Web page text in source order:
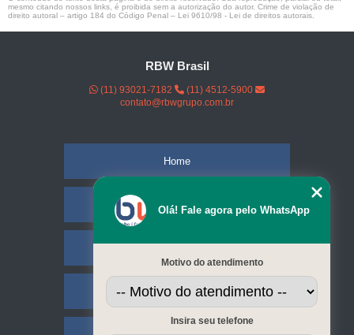
mesmo citando nossos links, é proibida sem a autorização do autor. Crime de violação de
direito autoral – artigo 184 do Código Penal – Lei 9610/98 - Lei de direitos autorais
RBW Brasil
(11) 93021-7182
(11) 4512-5900
contato@rbwgrupo.com.br
Home
Empresa
Serviços
Olá! Fale agora pelo WhatsApp
Motivo do atendimento
Insira seu telefone